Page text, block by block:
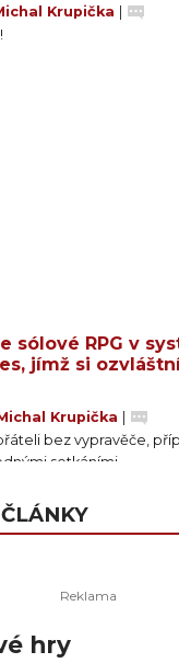
Krupička
sólové RPG v
jímž si
Krupička
bez vypravěče,
setkáními.
hry